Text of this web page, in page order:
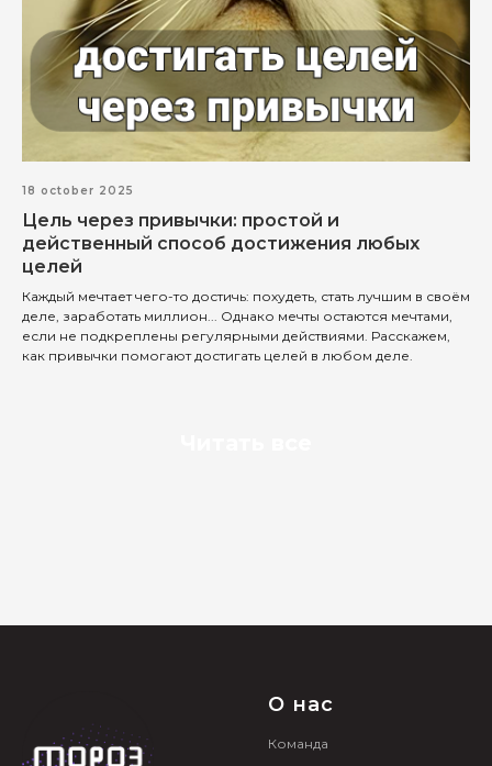
18 october 2025
Цель через привычки: простой и
действенный способ достижения любых
целей
Каждый мечтает чего-то достичь: похудеть, стать лучшим в своём
деле, заработать миллион... Однако мечты остаются мечтами,
если не подкреплены регулярными действиями. Расскажем,
как привычки помогают достигать целей в любом деле.
О нас
Команда